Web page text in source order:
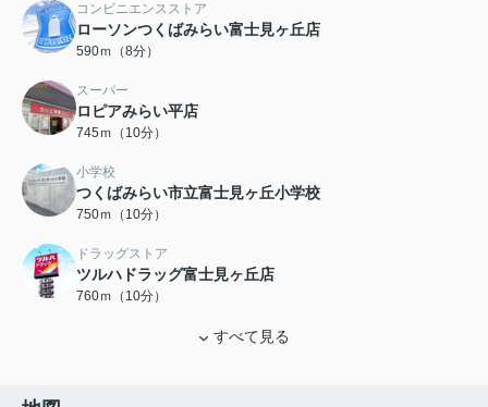
コンビニエンスストア
ローソンつくばみらい富士見ヶ丘店
590ｍ（8分）
スーパー
ロピアみらい平店
745ｍ（10分）
小学校
つくばみらい市立富士見ヶ丘小学校
750ｍ（10分）
ドラッグストア
ツルハドラッグ富士見ヶ丘店
760ｍ（10分）
すべて見る